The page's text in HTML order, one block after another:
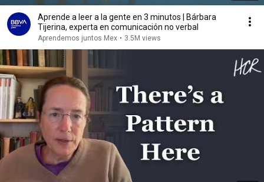
Aprende a leer a la gente en 3 minutos | Bárbara
Tijerina, experta en comunicación no verbal
Aprendemos juntos Mex • 3.5M views